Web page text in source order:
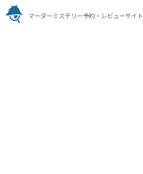
マーダーミステリー予約・レビューサイト